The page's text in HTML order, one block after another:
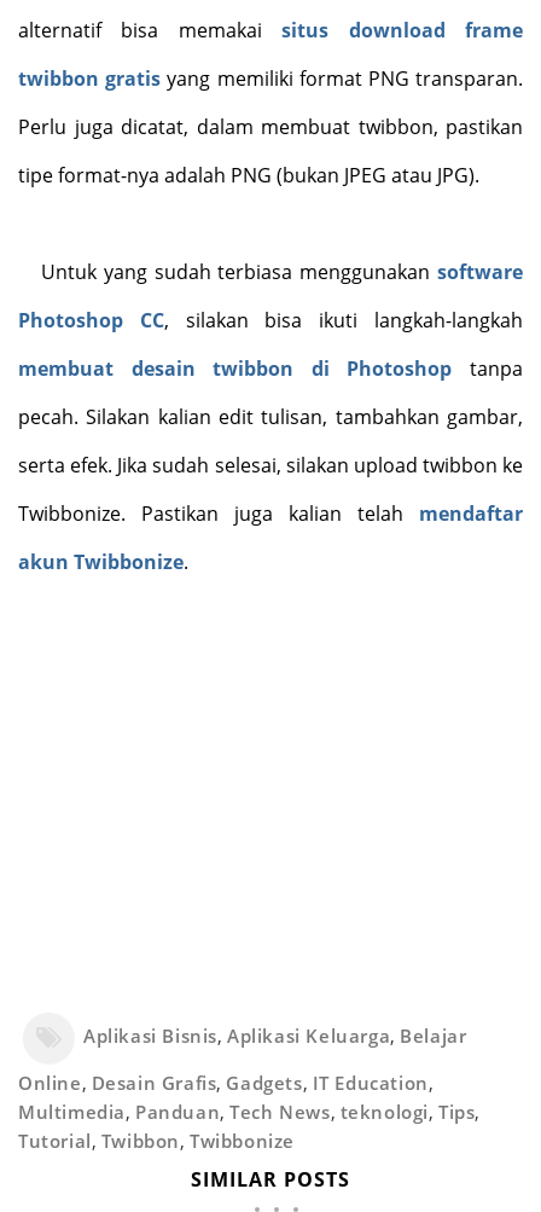
alternatif bisa memakaisitus download frame
twibbon gratis yang memiliki format PNG transparan.
Perlu juga dicatat, dalam membuat twibbon, pastikan
tipe format-nya adalah PNG (bukan JPEG atau JPG).
Untuk yang sudah terbiasa menggunakan software
Photoshop CC, silakan bisa ikuti langkah-langkah
membuat desain twibbon di Photoshop tanpa
pecah. Silakan kalian edit tulisan, tambahkan gambar,
serta efek. Jika sudah selesai, silakan upload twibbon ke
Twibbonize. Pastikan juga kalian telah mendaftar
akun Twibbonize.
Aplikasi Bisnis, Aplikasi Keluarga, Belajar
Online, Desain Grafis, Gadgets, IT Education,
Multimedia, Panduan,Tech News, teknologi,Tips,
Tutorial, Twibbon,Twibbonize
SIMILAR POSTS